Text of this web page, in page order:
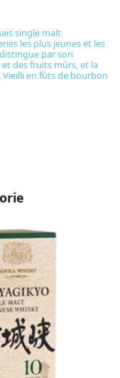
single malt
les plus jeunes et les
par son
des fruits mûrs, et la
en fûts de bourbon